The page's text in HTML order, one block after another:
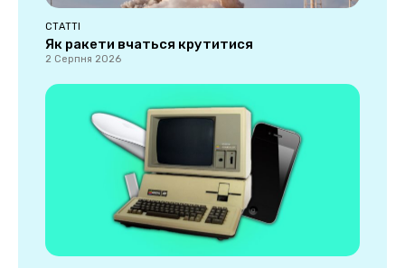
СТАТТІ
Як ракети вчаться крутитися
2 Серпня 2026